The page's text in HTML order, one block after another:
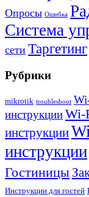
Опросы Ошибка
Система
сети Таргетинг
Рубрики
mikrotik troubleshoot
инструкцииWi-
инструкции
инструкции
Гостиницы
Инструкции для гостей